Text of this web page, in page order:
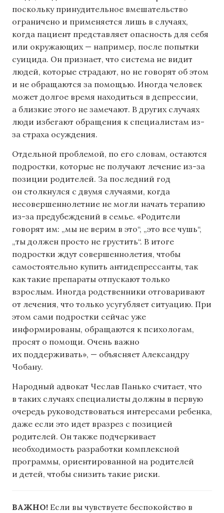
поскольку принудительное вмешательство
ограничено и применяется лишь в случаях,
когда пациент представляет опасность для себя
или окружающих — например, после попытки
суицида. Он признает, что система не видит
людей, которые страдают, но не говорят об этом
и не обращаются за помощью. Иногда человек
может долгое время находиться в депрессии,
а близкие этого не замечают. В других случаях
люди избегают обращения к специалистам из-
за страха осуждения.
Отдельной проблемой, по его словам, остаются
подростки, которые не получают лечение из-за
позиции родителей. За последний год
он столкнулся с двумя случаями, когда
несовершеннолетние не могли начать терапию
из-за предубеждений в семье. «Родители
говорят им: „мы не верим в это“, „это все чушь“,
„ты должен просто не грустить“. В итоге
подростки ждут совершеннолетия, чтобы
самостоятельно купить антидепрессанты, так
как такие препараты отпускают только
взрослым. Иногда родственники отговаривают
от лечения, что только усугубляет ситуацию. При
этом сами подростки сейчас уже
информированы, обращаются к психологам,
просят о помощи. Очень важно
их поддерживать», — объясняет Александру
Чобану.
Народный адвокат Чеслав Панько считает, что
в таких случаях специалисты должны в первую
очередь руководствоваться интересами ребенка,
даже если это идет вразрез с позицией
родителей. Он также подчеркивает
необходимость разработки комплексной
программы, ориентированной на родителей
и детей, чтобы снизить такие риски.
ВАЖНО! Если вы чувствуете беспокойство в